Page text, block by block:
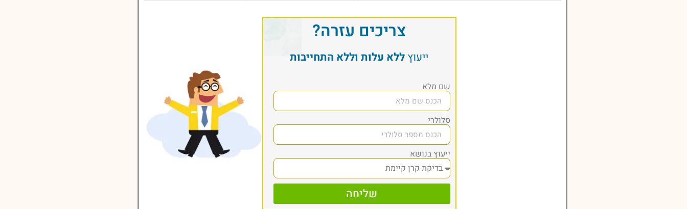
צריכים עזרה?
ייעוץללא עלות וללא התחייבות
שם מלא
סלולרי
ייעוץ בנושא
שליחה